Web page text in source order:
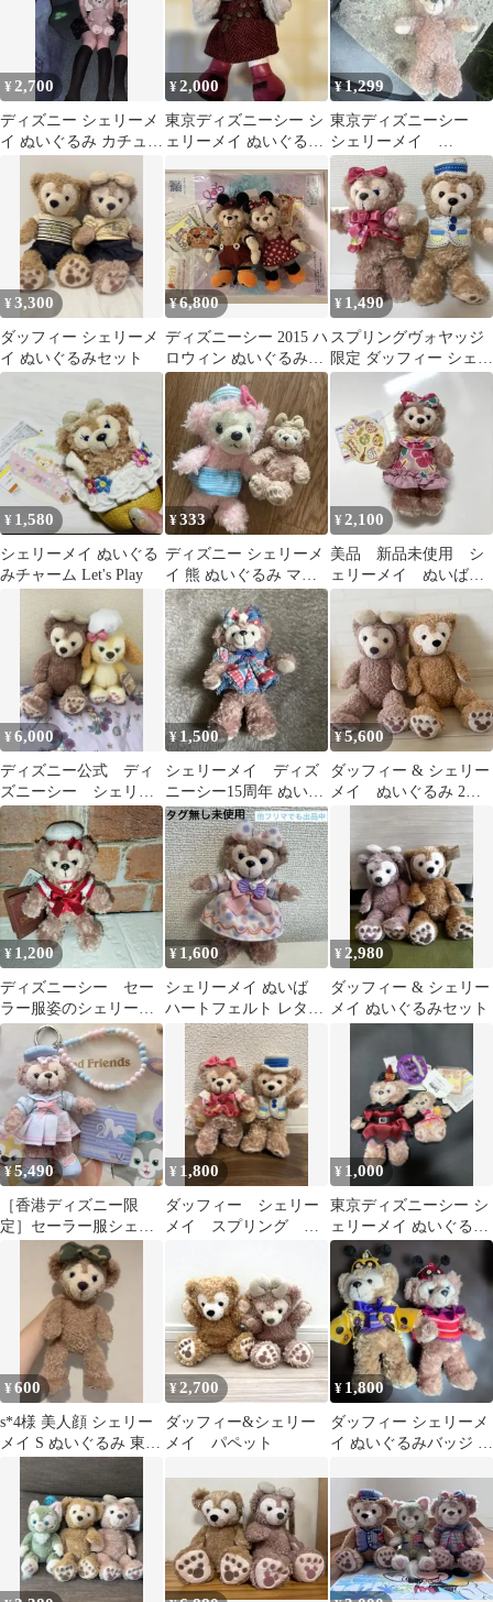
¥ 2,700
ディズニー シェリーメ
イ ぬいぐるみ カチュー
¥2,000
東京ディズニーシー シ
ェリーメイ ぬいぐるみ
¥1,299
東京ディズニーシー
シェリーメイ
ShellieMay ぬいぐるみ
¥3,300
ダッフィー シェリーメ
イ ぬいぐるみセット
¥6,800
ディズニーシー 2015 ハ
ロウィン ぬいぐるみバ
ッジ ダッフィー シェリ
ーメイ
¥ 1,490
スプリングヴォヤッジ
限定 ダッフィー シェリ
ーメイ
¥ 1,580
シェリーメイ ぬいぐる
みチャーム Let's Play
¥333
ディズニー シェリーメ
イ 熊 ぬいぐるみ マス
コット
¥2,100
美品 新品未使用 シ
ェリーメイ ぬいば
サニーファン
¥6,000
ディズニー公式 ディ
ズニーシー シェリー
メイ クッキーアン
ぬいぐるみS
¥1,500
シェリーメイ ディズ
ニーシー15周年 ぬいぐ
るみバッジ ぬいば
¥5,600
ダッフィー & シェリー
メイ ぬいぐるみ 2体
¥ 1,200
ディズニーシー セー
ラー服姿のシェリーメ
イぬいぐるみバッチ
¥ 1,600
シェリーメイ ぬいば
ハートフェルト レター
ズ オブ フレンドシップ
¥2,980
ダッフィー & シェリー
メイ ぬいぐるみセット
¥5,490
［香港ディズニー限
定］セーラー服シェリ
ーメイぬいぐるみキー
チェーン2026年春
¥ 1,800
ダッフィー シェリー
メイ スプリング ぬ
¥ 1,000
東京ディズニーシー シ
ェリーメイ ぬいぐるみ
バッジ 2点セット
¥600
s*4様 美人顔 シェリー
メイ S ぬいぐるみ 東京
ディズニーシー ディズ
ニーラ
¥2,700
ダッフィー&シェリー
メイ パペット
¥ 1,800
ダッフィー シェリーメ
イ ぬいぐるみバッジ 2